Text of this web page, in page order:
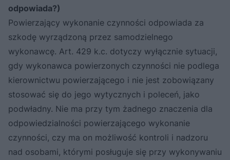
odpowiada?)
Powierzający wykonanie czynności odpowiada za
szkodę wyrządzoną przez samodzielnego
wykonawcę. Art. 429 k.c. dotyczy wyłącznie sytuacji,
gdy wykonawca powierzonych czynności nie podlega
kierownictwu powierzającego i nie jest zobowiązany
stosować się do jego wytycznych i poleceń, jako
podwładny. Nie ma przy tym żadnego znaczenia dla
odpowiedzialności powierzającego wykonanie
czynności, czy ma on możliwość kontroli i nadzoru
nad osobami, którymi posługuje się przy wykonywaniu